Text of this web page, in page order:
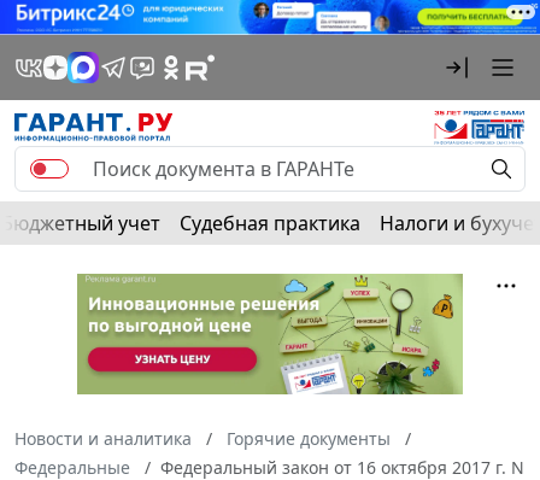
Бюджетный учет Судебная практика Налоги и
Новости и аналитика
Горячие документы
Федеральные
Федеральный закон от 16 октября 2017 г. N